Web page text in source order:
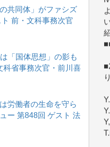
共同体」がファシズ
前・文科事務次官
「国体思想」の影も
科省事務次官・前川喜
労働者の生命を守ら
ー 第848回 ゲスト 法